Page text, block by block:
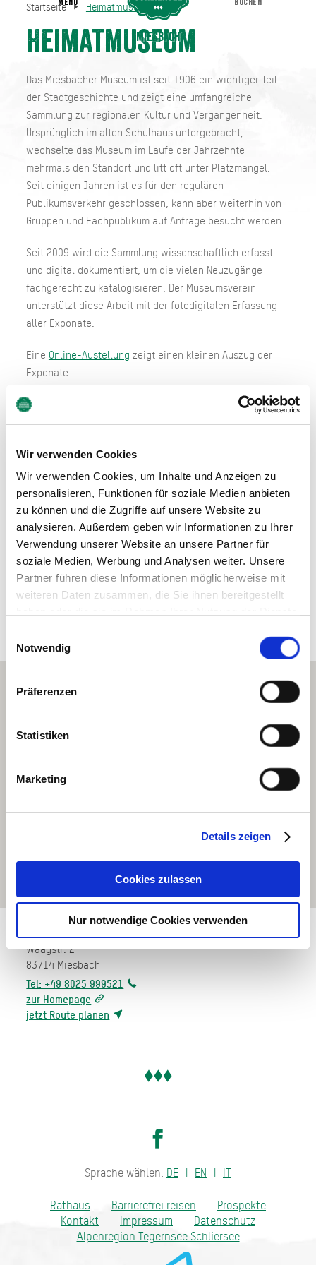
Wir verwenden Cookies
Wir verwenden Cookies, um Inhalte und Anzeigen zu
personalisieren, Funktionen für soziale Medien anbieten
zu können und die Zugriffe auf unsere Website zu
analysieren. Außerdem geben wir Informationen zu Ihrer
Verwendung unserer Website an unsere Partner für
soziale Medien, Werbung und Analysen weiter. Unsere
Partner führen diese Informationen möglicherweise mit
weiteren Daten zusammen, die Sie ihnen bereitgestellt
Cookies, wenn Sie unsere Webseite weiterhin nutzen.
Notwendig
Präferenzen
Statistiken
Marketing
Details zeigen
Cookies zulassen
Nur notwendige Cookies verwenden
Startseite Heimatmuseum
Heimatmuseum
Das Miesbacher Museum ist seit 1906 ein wichtiger Teil
der Stadtgeschichte und zeigt eine umfangreiche
Sammlung zur regionalen Kultur und Vergangenheit.
Ursprünglich im alten Schulhaus untergebracht,
wechselte das Museum im Laufe der Jahrzehnte
mehrmals den Standort und litt oft unter Platzmangel.
Seit einigen Jahren ist es für den regulären
Publikumsverkehr geschlossen, kann aber weiterhin von
Gruppen und Fachpublikum auf Anfrage besucht werden.
Seit 2009 wird die Sammlung wissenschaftlich erfasst
und digital dokumentiert, um die vielen Neuzugänge
fachgerecht zu katalogisieren. Der Museumsverein
unterstützt diese Arbeit mit der fotodigitalen Erfassung
aller Exponate.
Eine Online-Austellung zeigt einen kleinen Auszug der
Exponate.
Öffnungszeiten
Große Karte öffnen
Heimatmuseum
Waagstr. 2
83714 Miesbach
Tel: +49 8025 999521
zur Homepage
jetzt Route planen
Sprache wählen: DE EN IT
Rathaus Barrierefrei reisen
Prospekte
Kontakt
Impressum
Datenschutz
Alpenregion Tegernsee Schliersee
Startseite Heimatmuseum
MENU
Miesbach
BUCHEN